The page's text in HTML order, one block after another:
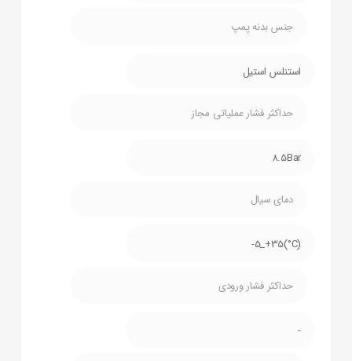
جنس بدنه پمپ
استنلس استیل
حداکثر فشار عملیاتی مجاز
8.5Bar
دمای سیال
(C°)5_+35-
حداکثر فشار ورودی
-